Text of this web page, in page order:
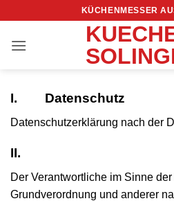
springen
KÜCHENMESSER
I. Datenschutz
Datenschutzerklärung nach der
II.
Der Verantwortliche im Sinne
Grundverordnung und anderer